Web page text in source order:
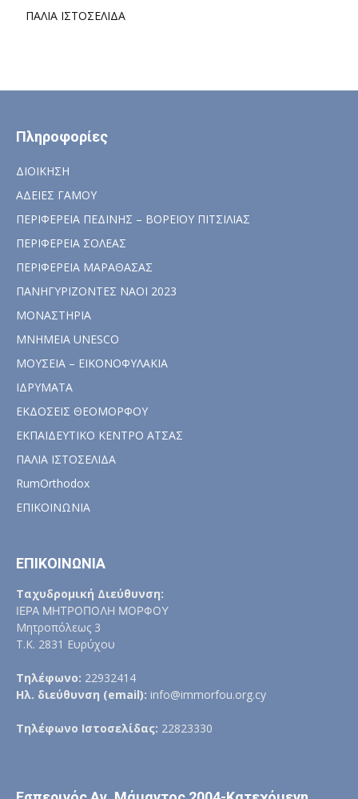
ΠΑΛΙΑ ΙΣΤΟΣΕΛΙΔΑ
Πληροφορίες
ΔΙΟΙΚΗΣΗ
ΑΔΕΙΕΣ ΓΑΜΟΥ
ΠΕΡΙΦΕΡΕΙΑ ΠΕΔΙΝΗΣ – ΒΟΡΕΙΟΥ ΠΙΤΣΙΛΙΑΣ
ΠΕΡΙΦΕΡΕΙΑ ΣΟΛΕΑΣ
ΠΕΡΙΦΕΡΕΙΑ ΜΑΡΑΘΑΣΑΣ
ΠΑΝΗΓΥΡΙΖΟΝΤΕΣ ΝΑΟΙ 2023
ΜΟΝΑΣΤΗΡΙΑ
ΜΝΗΜΕΙΑ UNESCO
ΜΟΥΣΕΙΑ – ΕΙΚΟΝΟΦΥΛΑΚΙΑ
ΙΔΡΥΜΑΤΑ
ΕΚΔΟΣΕΙΣ ΘΕΟΜΟΡΦΟΥ
ΕΚΠΑΙΔΕΥΤΙΚΟ ΚΕΝΤΡΟ ΑΤΣΑΣ
ΠΑΛΙΑ ΙΣΤΟΣΕΛΙΔΑ
RumOrthodox
ΕΠΙΚΟΙΝΩΝΙΑ
ΕΠΙΚΟΙΝΩΝΙΑ
Ταχυδρομική Διεύθυνση:
ΙΕΡΑ ΜΗΤΡΟΠΟΛΗ ΜΟΡΦΟΥ
Μητροπόλεως 3
Τ.Κ. 2831 Ευρύχου
Τηλέφωνο: 22932414
Ηλ. διεύθυνση (email): info@immorfou.org.cy
Τηλέφωνο Ιστοσελίδας: 22823330